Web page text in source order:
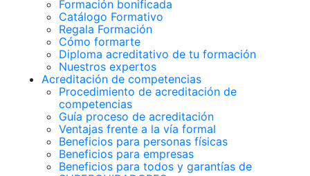
Formación bonificada
Catálogo Formativo
Regala Formación
Cómo formarte
Diploma acreditativo de tu formación
Nuestros expertos
Acreditación de competencias
Procedimiento de acreditación de
competencias
Guía proceso de acreditación
Ventajas frente a la vía formal
Beneficios para personas físicas
Beneficios para empresas
Beneficios para todos y garantías de